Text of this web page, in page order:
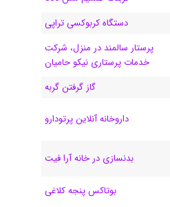
دستگاه کربوکسی تراپی
پرستار سالمند در منزل، شرکت
خدمات پرستاری نیکو حامیان
گاز گرفتن گربه
داروخانه آنلاین پرتودارو
بدنسازی در خانه آرا فیت
بوتاکس پنجه کلاغی